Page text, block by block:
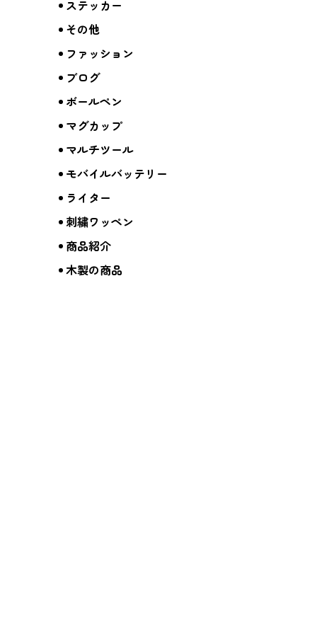
ステッカー
その他
ファッション
ブログ
ボールペン
マグカップ
マルチツール
モバイルバッテリー
ライター
刺繍ワッペン
商品紹介
木製の商品